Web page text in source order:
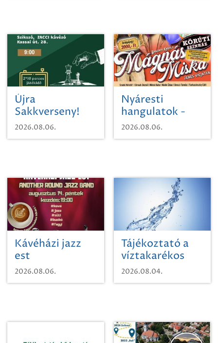
Újra
Sakkverseny!
2026.08.06.
Nyáresti
hangulatok -
Mágnás Miska
2026.08.06.
Kávéházi jazz
est
2026.08.06.
Tájékoztató a
víztakarékos
vízhasználatról
2026.08.04.